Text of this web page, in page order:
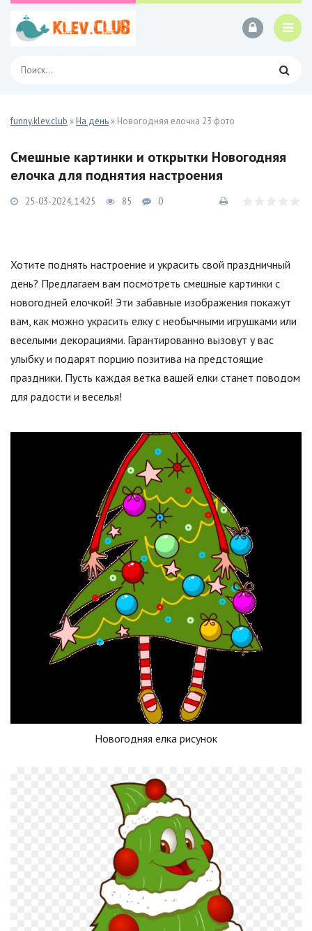
funny.klev.club »На день » Новогодняя елочка 23 фото
Смешные картинки и открытки Новогодняя
елочка для поднятия настроения
25-03-2024, 14:25 85 0
Хотите поднять настроение и украсить свой праздничный
день? Предлагаем вам посмотреть смешные картинки с
новогодней елочкой! Эти забавные изображения покажут
вам, как можно украсить елку с необычными игрушками или
веселыми декорациями. Гарантированно вызовут у вас
улыбку и подарят порцию позитива на предстоящие
праздники. Пусть каждая ветка вашей елки станет поводом
для радости и веселья!
Новогодняя елка рисунок